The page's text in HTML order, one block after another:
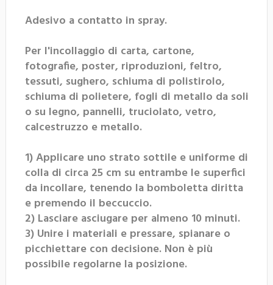
Adesivo a contatto in spray.
Per l'incollaggio di carta, cartone,
fotografie, poster, riproduzioni, feltro,
tessuti, sughero, schiuma di polistirolo,
schiuma di polietere, fogli di metallo da soli
o su legno, pannelli, truciolato, vetro,
calcestruzzo e metallo.
1) Applicare uno strato sottile e uniforme di
colla di circa 25 cm su entrambe le superfici
da incollare, tenendo la bomboletta diritta
e premendo il beccuccio.
2) Lasciare asciugare per almeno 10 minuti.
3) Unire i materiali e pressare, spianare o
picchiettare con decisione. Non è più
possibile regolarne la posizione.